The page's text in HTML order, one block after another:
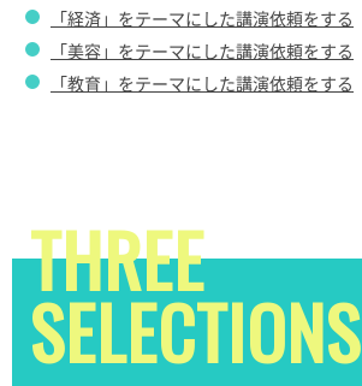
「経済」をテーマにした講演依頼をする
「美容」をテーマにした講演依頼をする
「教育」をテーマにした講演依頼をする
THREE
SELECTIONS